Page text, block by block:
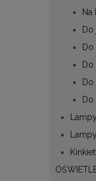
Na
Do
Do
Do
Do